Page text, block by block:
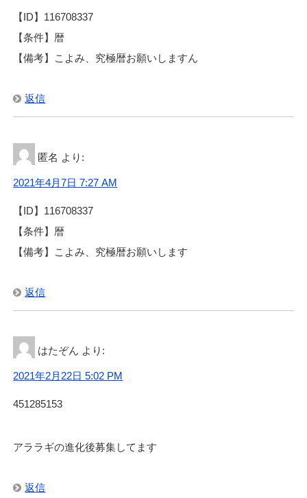
【ID】116708337
【条件】暦
【備考】こよみ、究極暦お願いしますん
返信
匿名 より:
2021年4月7日 7:27 AM
【ID】116708337
【条件】暦
【備考】こよみ、究極暦お願いします
返信
はたぞん より:
2021年2月22日 5:02 PM
451285153
アララギの進化後募集してます
返信